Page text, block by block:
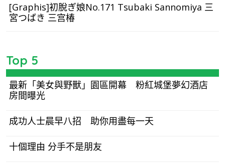
[Graphis]初脫ぎ娘No.171 Tsubaki Sannomiya 三
宮つばき 三宫椿
Top 5
最新「美女與野獸」園區開幕 粉紅城堡夢幻酒店
房間曝光
成功人士晨早八招 助你用盡每一天
十個理由 分手不是朋友